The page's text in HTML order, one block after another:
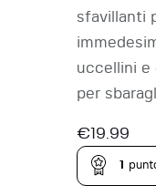
sfavillanti
uccellini e
per
€19.99
1